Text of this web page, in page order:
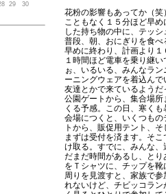
29
30
花粉の影響もあってか（
こともなく１５分ほど早
した持ち物の中に、テッ
普段、朝、おにぎりを食
早めに終わり、計画より１
１時間ほど電車を乗り継
ぉ、いるいる、みんなラ
ーニングウェアを着込ん
友達とかで来ているようだ
公園ゲートから、集合場
くる予感。この日、寒く
会場につくと、いくつも
トから、販促用テント、
まずは受付を済ます。そ
け取る。すでに、みんな
だまだ時間があるし、と
をＴシャツに、チップを靴
周りを見渡すと、家族で
れないけど、チビッコラ